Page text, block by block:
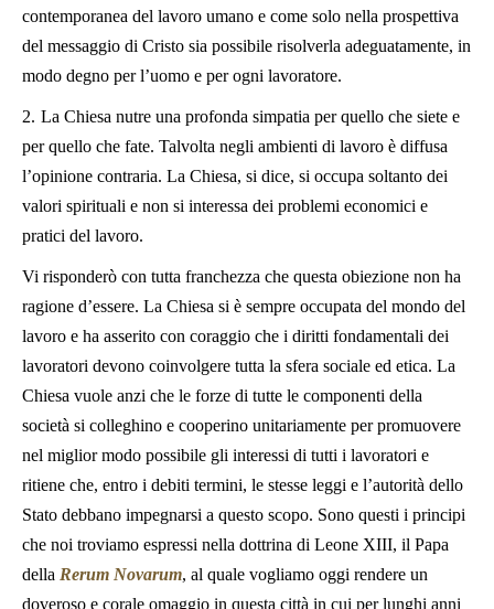
contemporanea del lavoro umano e come solo nella prospettiva
del messaggio di Cristo sia possibile risolverla adeguatamente, in
modo degno per l’uomo e per ogni lavoratore.
2. La Chiesa nutre una profonda simpatia per quello che siete e
per quello che fate. Talvolta negli ambienti di lavoro è diffusa
l’opinione contraria. La Chiesa, si dice, si occupa soltanto dei
valori spirituali e non si interessa dei problemi economici e
pratici del lavoro.
Vi risponderò con tutta franchezza che questa obiezione non ha
ragione d’essere. La Chiesa si è sempre occupata del mondo del
lavoro e ha asserito con coraggio che i diritti fondamentali dei
lavoratori devono coinvolgere tutta la sfera sociale ed etica. La
Chiesa vuole anzi che le forze di tutte le componenti della
società si colleghino e cooperino unitariamente per promuovere
nel miglior modo possibile gli interessi di tutti i lavoratori e
ritiene che, entro i debiti termini, le stesse leggi e l’autorità dello
Stato debbano impegnarsi a questo scopo. Sono questi i principi
che noi troviamo espressi nella dottrina di Leone XIII, il Papa
della Rerum Novarum, al quale vogliamo oggi rendere un
doveroso e corale omaggio in questa città in cui per lunghi anni